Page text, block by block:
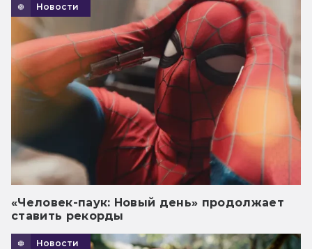
Новости
«Человек-паук: Новый день» продолжает
ставить рекорды
Новости